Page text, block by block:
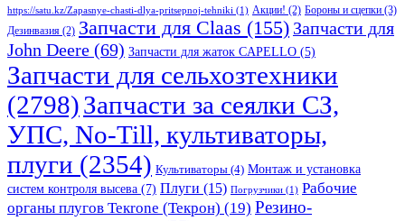
https://satu.kz/Zapasnye-chasti-dlya-pritsepnoj-tehniki (1) Акции! (2) Бороны и сцепки (3)
Дезинвазия (2) Запчасти для Claas (155) Запчасти для
John Deere (69) Запчасти для жаток CAPELLO (5)
Запчасти для сельхозтехники
(2798)Запчасти за сеялки СЗ,
УПС, No-Till, культиваторы,
плуги (2354) Культиваторы (4) Монтаж и установка
систем контроля высева (7) Плуги (15) Погрузчики (1) Рабочие
органы плугов Текrоne (Текрон) (19) Резино-